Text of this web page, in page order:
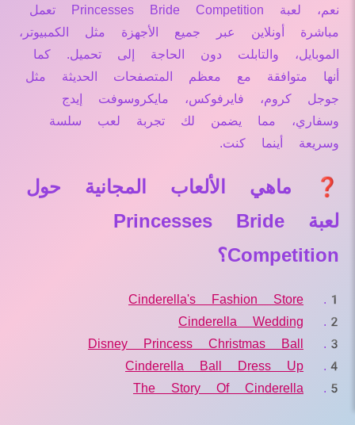
نعم، لعبة Princesses Bride Competition تعمل
مباشرة أونلاين عبر جميع الأجهزة مثل الكمبيوتر،
الموبايل، والتابلت دون الحاجة إلى تحميل. كما
أنها متوافقة مع معظم المتصفحات الحديثة مثل
جوجل كروم، فايرفوكس، مايكروسوفت إيدج
وسفاري، مما يضمن لك تجربة لعب سلسة
وسريعة أينما كنت.
❓ ماهي الألعاب المجانية حول
لعبة Princesses Bride
Competition؟
Cinderella's Fashion Store
Cinderella Wedding
Disney Princess Christmas Ball
Cinderella Ball Dress Up
The Story Of Cinderella